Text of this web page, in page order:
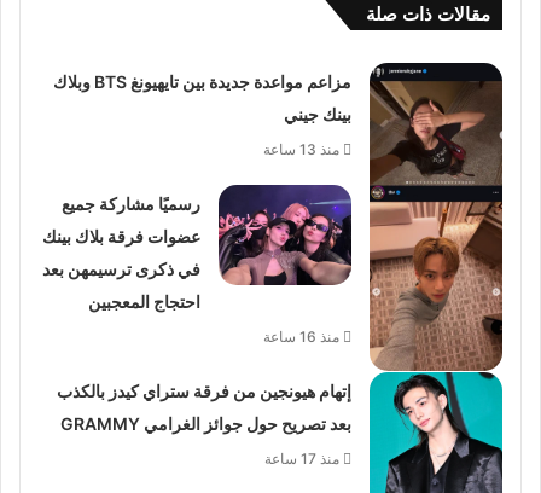
مقالات ذات صلة
مزاعم مواعدة جديدة بين تايهيونغ BTS وبلاك
بينك جيني
منذ 13 ساعة
رسميًا مشاركة جميع
عضوات فرقة بلاك بينك
في ذكرى ترسيمهن بعد
احتجاج المعجبين
منذ 16 ساعة
إتهام هيونجين من فرقة ستراي كيدز بالكذب
بعد تصريح حول جوائز الغرامي GRAMMY
منذ 17 ساعة